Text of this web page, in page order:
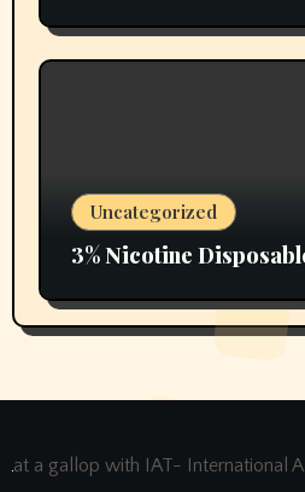
Uncategorized
3% Nicotine
at a gallop with IAT- International